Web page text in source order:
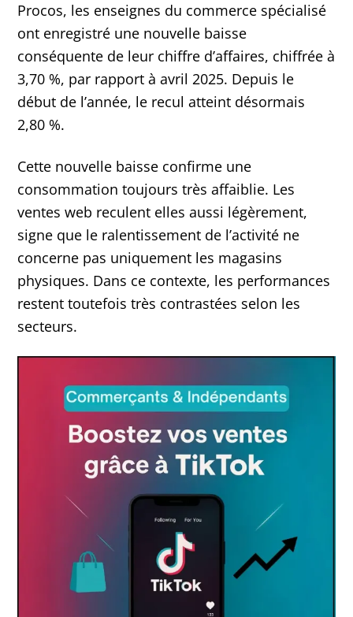
Procos, les enseignes du commerce spécialisé
ont enregistré une nouvelle baisse
conséquente de leur chiffre d’affaires, chiffrée à
3,70 %, par rapport à avril 2025. Depuis le
début de l’année, le recul atteint désormais
2,80 %.
Cette nouvelle baisse confirme une
consommation toujours très affaiblie. Les
ventes web reculent elles aussi légèrement,
signe que le ralentissement de l’activité ne
concerne pas uniquement les magasins
physiques. Dans ce contexte, les performances
restent toutefois très contrastées selon les
secteurs.